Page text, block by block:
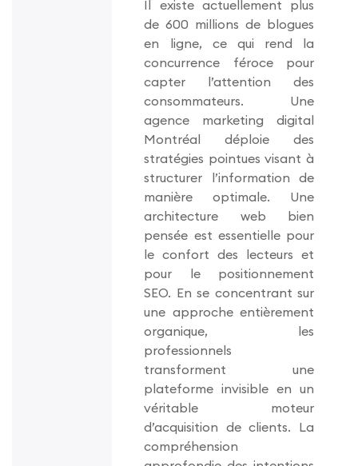
Il existe actuellement plus
de 600 millions de blogues
en ligne, ce qui rend la
concurrence féroce pour
capter l’attention des
consommateurs. Une
agence marketing digital
Montréal déploie des
stratégies pointues visant à
structurer l’information de
manière optimale. Une
architecture web bien
pensée est essentielle pour
le confort des lecteurs et
pour le positionnement
SEO. En se concentrant sur
une approche entièrement
organique, les
professionnels
transforment une
plateforme invisible en un
véritable moteur
d’acquisition de clients. La
compréhension